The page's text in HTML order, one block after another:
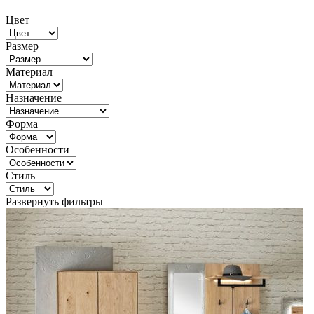
Цвет
Размер
Материал
Назначение
Форма
Особенности
Стиль
Развернуть фильтры